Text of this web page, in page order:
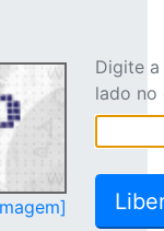
Digite
lado no